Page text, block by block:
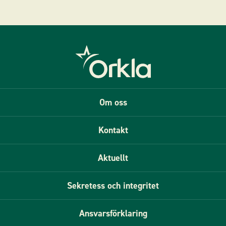
Om oss
Kontakt
Aktuellt
Sekretess och integritet
Ansvarsförklaring